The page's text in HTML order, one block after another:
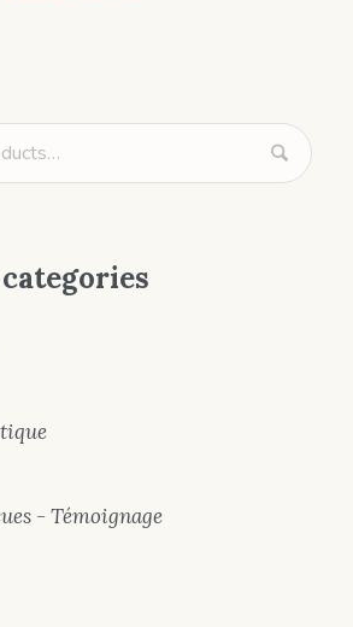
- Témoignage